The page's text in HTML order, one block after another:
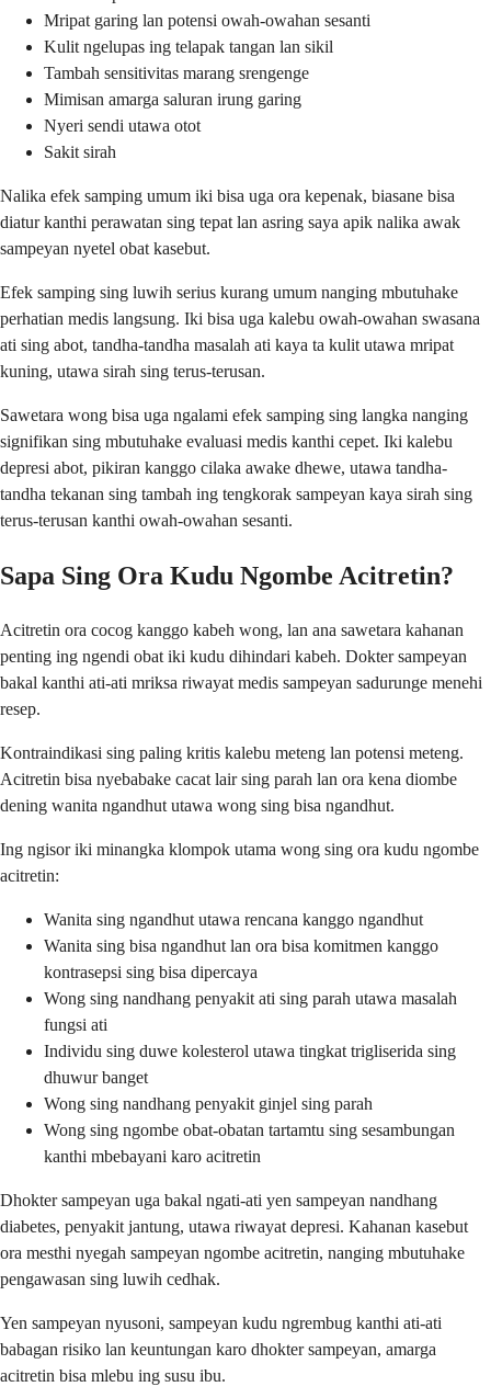
Mripat garing lan potensi owah-owahan sesanti
Kulit ngelupas ing telapak tangan lan sikil
Tambah sensitivitas marang srengenge
Mimisan amarga saluran irung garing
Nyeri sendi utawa otot
Sakit sirah
Nalika efek samping umum iki bisa uga ora kepenak, biasane bisa
diatur kanthi perawatan sing tepat lan asring saya apik nalika awak
sampeyan nyetel obat kasebut.
Efek samping sing luwih serius kurang umum nanging mbutuhake
perhatian medis langsung. Iki bisa uga kalebu owah-owahan swasana
ati sing abot, tandha-tandha masalah ati kaya ta kulit utawa mripat
kuning, utawa sirah sing terus-terusan.
Sawetara wong bisa uga ngalami efek samping sing langka nanging
signifikan sing mbutuhake evaluasi medis kanthi cepet. Iki kalebu
depresi abot, pikiran kanggo cilaka awake dhewe, utawa tandha-
tandha tekanan sing tambah ing tengkorak sampeyan kaya sirah sing
terus-terusan kanthi owah-owahan sesanti.
Sapa Sing Ora Kudu Ngombe Acitretin?
Acitretin ora cocog kanggo kabeh wong, lan ana sawetara kahanan
penting ing ngendi obat iki kudu dihindari kabeh. Dokter sampeyan
bakal kanthi ati-ati mriksa riwayat medis sampeyan sadurunge menehi
resep.
Kontraindikasi sing paling kritis kalebu meteng lan potensi meteng.
Acitretin bisa nyebabake cacat lair sing parah lan ora kena diombe
dening wanita ngandhut utawa wong sing bisa ngandhut.
Ing ngisor iki minangka klompok utama wong sing ora kudu ngombe
acitretin:
Wanita sing ngandhut utawa rencana kanggo ngandhut
Wanita sing bisa ngandhut lan ora bisa komitmen kanggo
kontrasepsi sing bisa dipercaya
Wong sing nandhang penyakit ati sing parah utawa masalah
fungsi ati
Individu sing duwe kolesterol utawa tingkat trigliserida sing
dhuwur banget
Wong sing nandhang penyakit ginjel sing parah
Wong sing ngombe obat-obatan tartamtu sing sesambungan
kanthi mbebayani karo acitretin
Dhokter sampeyan uga bakal ngati-ati yen sampeyan nandhang
diabetes, penyakit jantung, utawa riwayat depresi. Kahanan kasebut
ora mesthi nyegah sampeyan ngombe acitretin, nanging mbutuhake
pengawasan sing luwih cedhak.
Yen sampeyan nyusoni, sampeyan kudu ngrembug kanthi ati-ati
babagan risiko lan keuntungan karo dhokter sampeyan, amarga
acitretin bisa mlebu ing susu ibu.